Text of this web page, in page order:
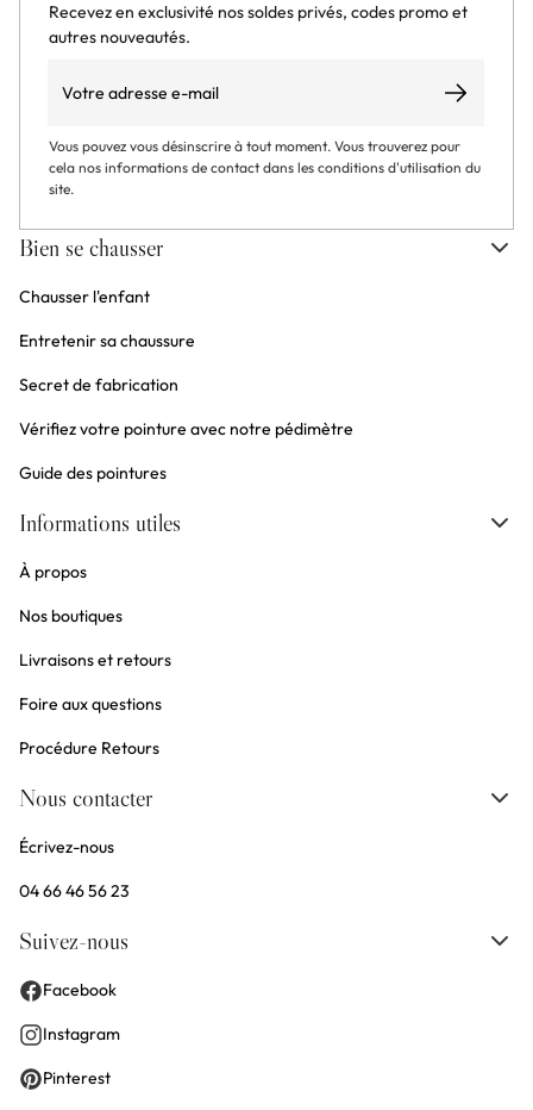
Recevez en exclusivité nos soldes privés, codes promo et
autres nouveautés.
S’abonner
Vous pouvez vous désinscrire à tout moment. Vous trouverez pour
cela nos informations de contact dans les conditions d'utilisation du
site.
Bien se chausser
Chausser l'enfant
Entretenir sa chaussure
Secret de fabrication
Vérifiez votre pointure avec notre pédimètre
Guide des pointures
Informations utiles
À propos
Nos boutiques
Livraisons et retours
Foire aux questions
Procédure Retours
Nous contacter
Écrivez-nous
04 66 46 56 23
Suivez-nous
Facebook
Instagram
Pinterest